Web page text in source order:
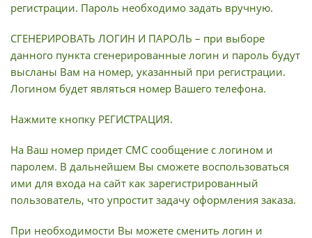
регистрации. Пароль необходимо задать вручную.
СГЕНЕРИРОВАТЬ ЛОГИН И ПАРОЛЬ – при выборе
данного пункта сгенерированные логин и пароль будут
высланы Вам на номер, указанный при регистрации.
Логином будет являться номер Вашего телефона.
Нажмите кнопку РЕГИСТРАЦИЯ.
На Ваш номер придет СМС сообщение с логином и
паролем. В дальнейшем Вы сможете воспользоваться
ими для входа на сайт как зарегистрированный
пользователь, что упростит задачу оформления заказа.
При необходимости Вы можете сменить логин и